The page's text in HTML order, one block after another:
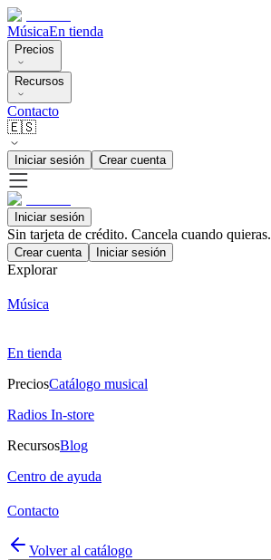
MúsicaEn tienda
Precios
Recursos
Contacto
🇪🇸
Iniciar sesión Crear cuenta
Iniciar sesión
Sin tarjeta de crédito. Cancela cuando quieras.
Crear cuenta Iniciar sesión
Explorar
Música
En tienda
PreciosCatálogo musical
Radios In-store
RecursosBlog
Centro de ayuda
Contacto
Volver al catálogo